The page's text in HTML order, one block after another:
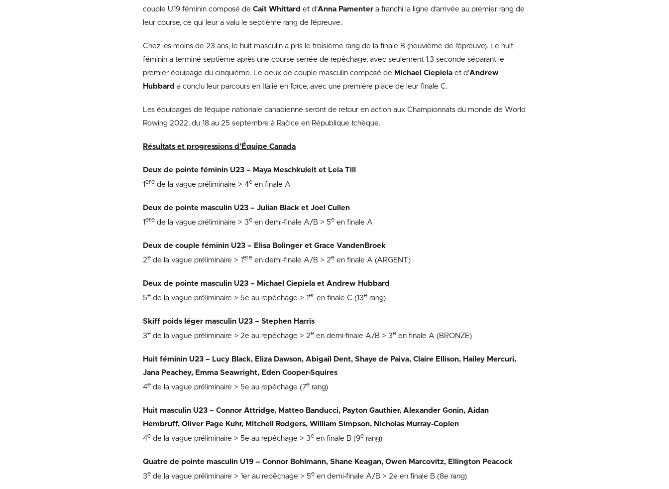
couple U19 féminin composé de Cait Whittard et d’Anna Pamenter a franchi la ligne d’arrivée au premier rang de
leur course, ce qui leur a valu le septième rang de l’épreuve.
Chez les moins de 23 ans, le huit masculin a pris le troisième rang de la finale B (neuvième de l’épreuve). Le huit
féminin a terminé septième après une course serrée de repêchage, avec seulement 1,3 seconde séparant le
premier équipage du cinquième. Le deux de couple masculin composé de Michael Ciepiela et d’Andrew
Hubbard a conclu leur parcours en Italie en force, avec une première place de leur finale C.
Les équipages de l’équipe nationale canadienne seront de retour en action aux Championnats du monde de World
Rowing 2022, du 18 au 25 septembre à Račice en République tchèque.
Résultats et progressions d’Équipe Canada
Deux de pointe féminin U23 – Maya Meschkuleit et Leia Till
1ere de la vague préliminaire > 4e en finale A
Deux de pointe masculin U23 – Julian Black et Joel Cullen
1ere de la vague préliminaire > 3e en demi-finale A/B > 5e en finale A
Deux de couple féminin U23 – Elisa Bolinger et Grace VandenBroek
2e de la vague préliminaire > 1ere en demi-finale A/B > 2e en finale A (ARGENT)
Deux de pointe masculin U23 – Michael Ciepiela et Andrew Hubbard
5e de la vague préliminaire > 5e au repêchage > 1er en finale C (13e rang)
Skiff poids léger masculin U23 – Stephen Harris
3e de la vague préliminaire > 2e au repêchage > 2e en demi-finale A/B > 3e en finale A (BRONZE)
Huit féminin U23 – Lucy Black, Eliza Dawson, Abigail Dent, Shaye de Paiva, Claire Ellison, Hailey Mercuri,
Jana Peachey, Emma Seawright, Eden Cooper-Squires
4e de la vague préliminaire > 5e au repêchage (7e rang)
Huit masculin U23 – Connor Attridge, Matteo Banducci, Payton Gauthier, Alexander Gonin, Aidan
Hembruff, Oliver Page Kuhr, Mitchell Rodgers, William Simpson, Nicholas Murray-Coplen
4e de la vague préliminaire > 5e au repêchage > 3e en finale B (9e rang)
Quatre de pointe masculin U19 – Connor Bohlmann, Shane Keagan, Owen Marcovitz, Ellington Peacock
3e de la vague préliminaire > 1er au repêchage > 5e en demi-finale A/B > 2e en finale B (8e rang)